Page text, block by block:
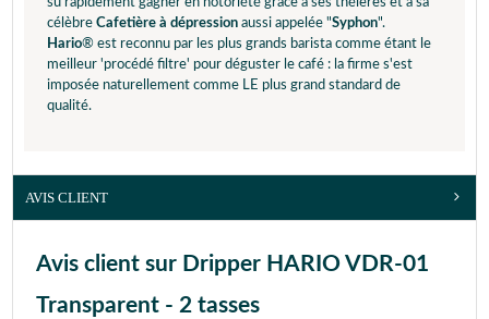
célèbre Cafetière à dépression aussi appelée "Syphon".
Hario® est reconnu par les plus grands barista comme étant le
meilleur 'procédé filtre' pour déguster le café : la firme s'est
imposée naturellement comme LE plus grand standard de
qualité.
AVIS CLIENT
Avis client sur Dripper HARIO VDR-01
Transparent - 2 tasses